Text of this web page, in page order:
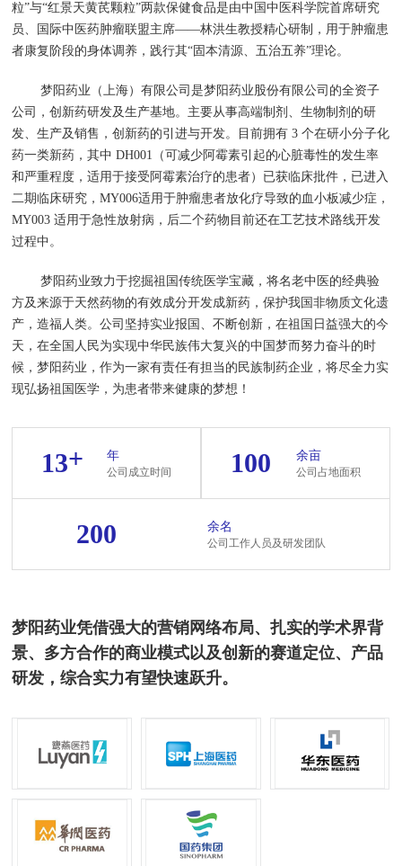
粒”与“红景天黄芪颗粒”两款保健食品是由中国中医科学院首席研究
员、国际中医药肿瘤联盟主席——林洪生教授精心研制，用于肿瘤患
者康复阶段的身体调养，践行其“固本清源、五治五养”理论。
梦阳药业（上海）有限公司是梦阳药业股份有限公司的全资子
公司，创新药研发及生产基地。主要从事高端制剂、生物制剂的研
发、生产及销售，创新药的引进与开发。目前拥有 3 个在研小分子化
药一类新药，其中 DH001（可减少阿霉素引起的心脏毒性的发生率
和严重程度，适用于接受阿霉素治疗的患者）已获临床批件，已进入
二期临床研究，MY006适用于肿瘤患者放化疗导致的血小板减少症，
MY003 适用于急性放射病，后二个药物目前还在工艺技术路线开发
过程中。
梦阳药业致力于挖掘祖国传统医学宝藏，将名老中医的经典验
方及来源于天然药物的有效成分开发成新药，保护我国非物质文化遗
产，造福人类。公司坚持实业报国、不断创新，在祖国日益强大的今
天，在全国人民为实现中华民族伟大复兴的中国梦而努力奋斗的时
候，梦阳药业，作为一家有责任有担当的民族制药企业，将尽全力实
现弘扬祖国医学，为患者带来健康的梦想！
13+ 年
公司成立时间 100 余亩
公司占地面积
200 余名
公司工作人员及研发团队
梦阳药业凭借强大的营销网络布局、扎实的学术界背
景、多方合作的商业模式以及创新的赛道定位、产品
研发，综合实力有望快速跃升。